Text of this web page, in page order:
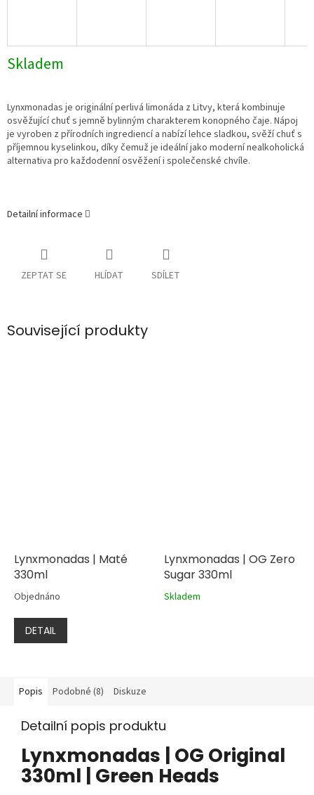
Skladem
Lynxmonadas je originální perlivá limonáda z Litvy, která kombinuje
osvěžující chuť s jemně bylinným charakterem konopného čaje. Nápoj
je vyroben z přírodních ingrediencí a nabízí lehce sladkou, svěží chuť s
příjemnou kyselinkou, díky čemuž je ideální jako moderní nealkoholická
alternativa pro každodenní osvěžení i společenské chvíle.
Detailní informace
ZEPTAT SE HLÍDAT SDÍLET
Související produkty
Lynxmonadas | Maté
330ml
Objednáno
DETAIL
Lynxmonadas | OG Zero
Sugar 330ml
Skladem
Popis Podobné (8) Diskuze
Detailní popis produktu
Lynxmonadas | OG Original
330ml | Green Heads